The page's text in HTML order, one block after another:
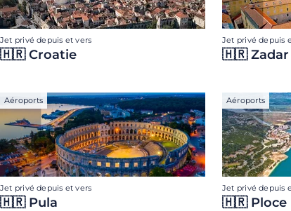
Jet privé depuis et vers
🇭🇷 Croatie
Jet privé depuis
🇭🇷 Zadar
Aéroports
Jet privé depuis et vers
🇭🇷 Pula
Aéroports
Jet privé depuis
🇭🇷 Ploce